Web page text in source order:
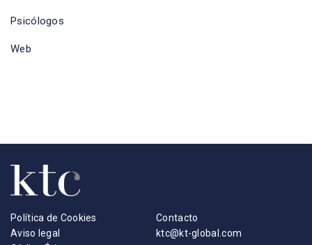
Psicólogos
Web
Política de Cookies
Aviso legal
Contacto
ktc@kt-global.com